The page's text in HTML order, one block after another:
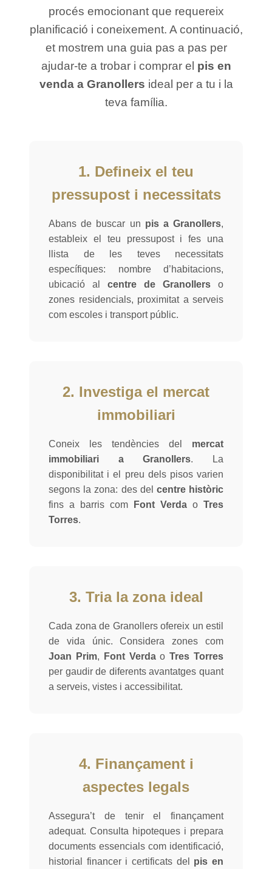
procés emocionant que requereix
planificació i coneixement. A continuació,
et mostrem una guia pas a pas per
ajudar-te a trobar i comprar el pis en
venda a Granollers ideal per a tu i la
teva família.
1. Defineix el teu
pressupost i necessitats
Abans de buscar un pis a Granollers,
estableix el teu pressupost i fes una
llista de les teves necessitats
específiques: nombre d’habitacions,
ubicació al centre de Granollers o
zones residencials, proximitat a serveis
com escoles i transport públic.
2. Investiga el mercat
immobiliari
Coneix les tendències del mercat
immobiliari a Granollers. La
disponibilitat i el preu dels pisos varien
segons la zona: des del centre històric
fins a barris com
Font Verda o Tres
Torres.
3. Tria la zona ideal
Cada zona de Granollers ofereix un estil
de vida únic. Considera zones com
Joan Prim, Font VerdaoTres Torres
per gaudir de diferents avantatges quant
a serveis, vistes i accessibilitat.
4. Finançament i
aspectes legals
Assegura’t de tenir el finançament
adequat. Consulta hipoteques i prepara
documents essencials com identificació,
historial financer i certificats del pis en